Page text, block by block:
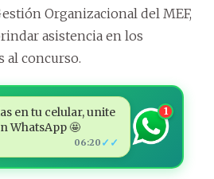
Organizacional del MEF,
asistencia en los
al concurso.
en tu celular, unite
WhatsApp 🤩
06:20 ✓✓
1